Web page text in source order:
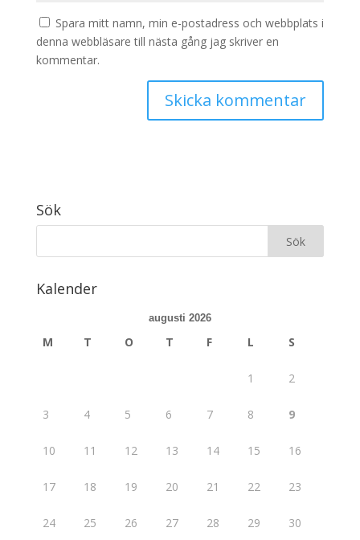
Spara mitt namn, min e-postadress och webbplats i
denna webbläsare till nästa gång jag skriver en
kommentar.
Sök
Kalender
augusti 2026
M T O T F L S
1 2
3 4 5 6 7 8 9
10 11 12 13 14 15 16
17 18 19 20 21 22 23
24 25 26 27 28 29 30